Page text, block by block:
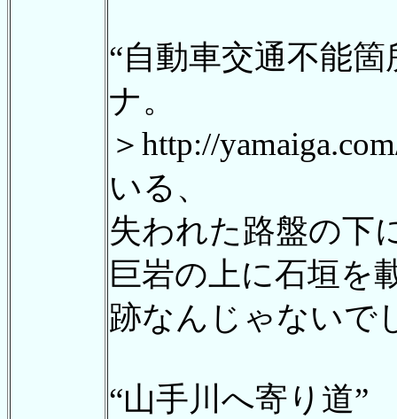
“自動車交通不能
ナ。
＞http://
いる、
失われた路盤の下
巨岩の上に石垣を
跡なんじゃないで
“山手川へ寄り